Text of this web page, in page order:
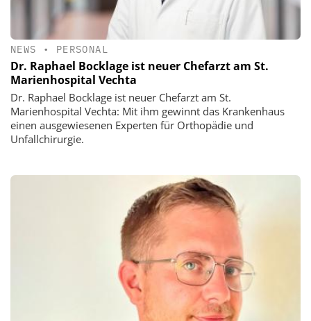
NEWS • PERSONAL
Dr. Raphael Bocklage ist neuer Chefarzt am St.
Marienhospital Vechta
Dr. Raphael Bocklage ist neuer Chefarzt am St.
Marienhospital Vechta: Mit ihm gewinnt das Krankenhaus
einen ausgewiesenen Experten für Orthopädie und
Unfallchirurgie.